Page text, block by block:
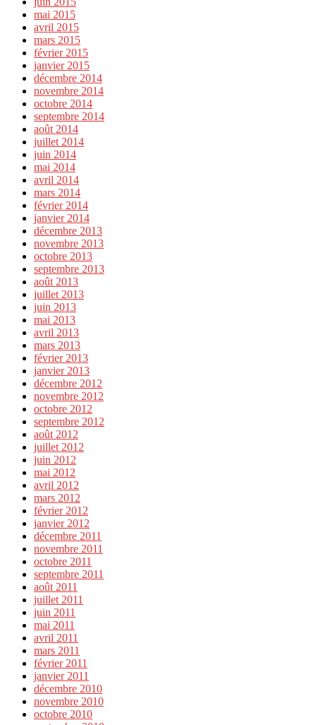
mai 2015
avril 2015
mars 2015
février 2015
janvier 2015
décembre 2014
novembre 2014
octobre 2014
septembre 2014
août 2014
juillet 2014
juin 2014
mai 2014
avril 2014
mars 2014
février 2014
janvier 2014
décembre 2013
novembre 2013
octobre 2013
septembre 2013
août 2013
juillet 2013
juin 2013
mai 2013
avril 2013
mars 2013
février 2013
janvier 2013
décembre 2012
novembre 2012
octobre 2012
septembre 2012
août 2012
juillet 2012
juin 2012
mai 2012
avril 2012
mars 2012
février 2012
janvier 2012
décembre 2011
novembre 2011
octobre 2011
septembre 2011
août 2011
juillet 2011
juin 2011
mai 2011
avril 2011
mars 2011
février 2011
janvier 2011
décembre 2010
novembre 2010
octobre 2010